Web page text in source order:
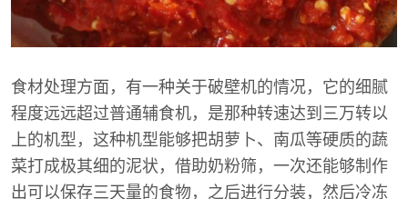
食材处理方面，有一种关于破壁机的情况，它的细腻
程度远远超过普通辅食机，是那种转速达到三万转以
上的机型，这种机型能够把胡萝卜、南瓜等硬质的蔬
菜打成极其细的泥状，借助奶粉筛，一次还能够制作
出可以保存三天量的食物，之后进行分装，然后冷冻